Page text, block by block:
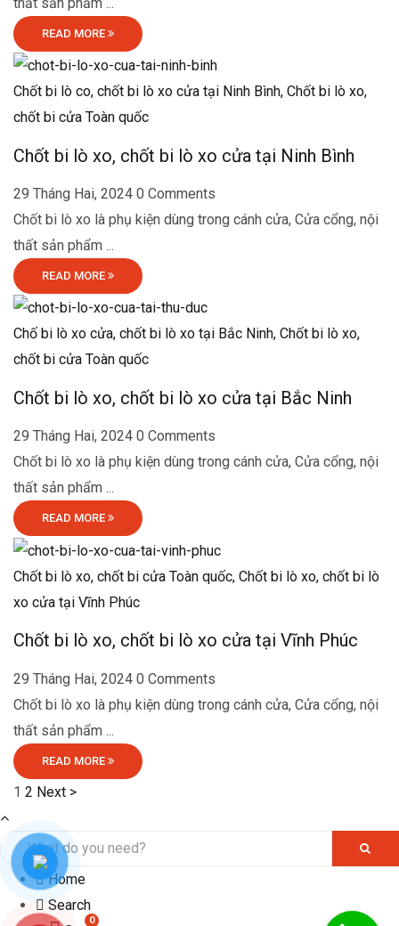
READ MORE
Chốt bi lò co, chốt bi lò xo cửa tại Ninh Bình, Chốt bi lò xo,
chốt bi cửa Toàn quốc
Chốt bi lò xo, chốt bi lò xo cửa tại Ninh Bình
29 Tháng Hai, 2024 0 Comments
Chốt bi lò xo là phụ kiện dùng trong cánh cửa, Cửa cổng, nội
thất sản phẩm ...
READ MORE
Chố bi lò xo cửa, chốt bi lò xo tại Bắc Ninh, Chốt bi lò xo,
chốt bi cửa Toàn quốc
Chốt bi lò xo, chốt bi lò xo cửa tại Bắc Ninh
29 Tháng Hai, 2024 0 Comments
Chốt bi lò xo là phụ kiện dùng trong cánh cửa, Cửa cổng, nội
thất sản phẩm ...
READ MORE
Chốt bi lò xo, chốt bi cửa Toàn quốc, Chốt bi lò xo, chốt bi lò
xo cửa tại Vĩnh Phúc
Chốt bi lò xo, chốt bi lò xo cửa tại Vĩnh Phúc
29 Tháng Hai, 2024 0 Comments
Chốt bi lò xo là phụ kiện dùng trong cánh cửa, Cửa cổng, nội
thất sản phẩm ...
READ MORE
1 2 Next >
Home
Search
0